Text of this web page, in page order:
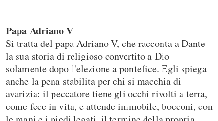
Papa Adriano V
Si tratta del papa Adriano V, che racconta a Dante
la sua storia di religioso convertito a Dio
solamente dopo l'elezione a pontefice. Egli spiega
anche la pena stabilita per chi si macchia di
avarizia: il peccatore tiene gli occhi rivolti a terra,
come fece in vita, e attende immobile, bocconi, con